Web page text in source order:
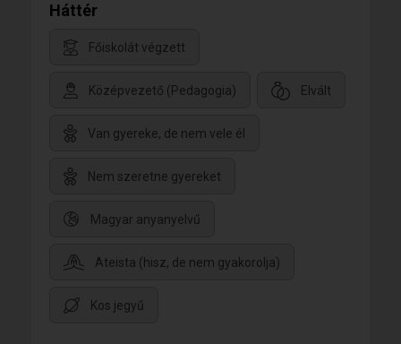
Háttér
Főiskolát végzett
Középvezető (Pedagogia) Elvált
Van gyereke, de nem vele él
Nem szeretne gyereket
Magyar anyanyelvű
Ateista (hisz, de nem gyakorolja)
Kos jegyű